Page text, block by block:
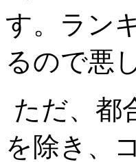
す。ラン
るので悪
ただ、都
を除き、